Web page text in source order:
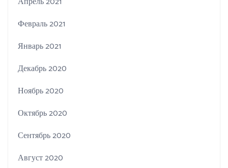
Февраль 2021
Январь 2021
Декабрь 2020
Ноябрь 2020
Октябрь 2020
Сентябрь 2020
Август 2020